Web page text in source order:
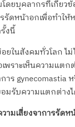
ดยบุคลากรที่เกี่ยว
รัดหน้าอกเพื่อทำใ
งนี้
ยในสังคมทั่วโลก ไ
พราะเห็นความแ
าร
มรับความแตกต่าง
ามเสี่ยงจาการรัดห